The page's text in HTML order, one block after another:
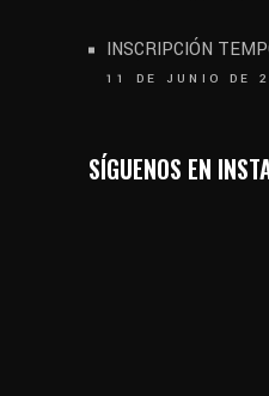
INSCRIPCIÓN
11 DE JUNIO DE
SÍGUENOS EN